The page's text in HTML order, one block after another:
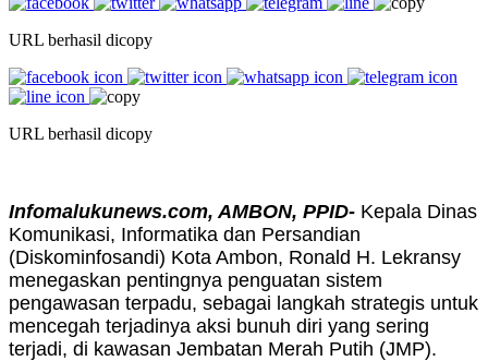
URL berhasil dicopy
URL berhasil dicopy
Infomalukunews.com, AMBON, PPID- Kepala Dinas
Komunikasi, Informatika dan Persandian
(Diskominfosandi) Kota Ambon, Ronald H. Lekransy
menegaskan pentingnya penguatan sistem
pengawasan terpadu, sebagai langkah strategis untuk
mencegah terjadinya aksi bunuh diri yang sering
terjadi, di kawasan Jembatan Merah Putih (JMP).